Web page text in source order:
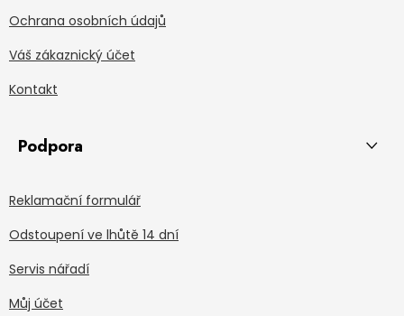
Ochrana osobních údajů
Váš zákaznický účet
Kontakt
Podpora
Reklamační formulář
Odstoupení ve lhůtě 14 dní
Servis nářadí
Můj účet